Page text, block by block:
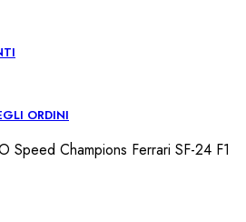
ORDINI
Speed Champions Ferrari SF-24 F1